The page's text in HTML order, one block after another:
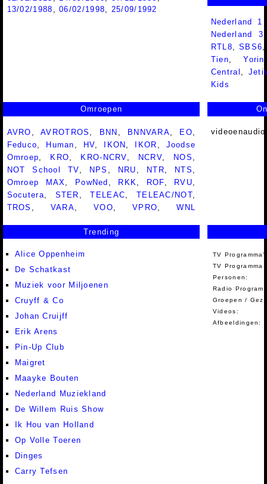
13/02/1988 ,06/02/1998
25/09/1992
Nederland
Nederland
RTL8,SBS6
Tien,Yorin
Central ,
Kids
Omroepen
AVRO ,AVROTROS BNN BNNVARA EO
Feduco
Human HV IKON IKOR
Joodse
Omroep
KRO KRO-NCRV NCRV NOS
NOT School TV
NPS NRU NTR NTS
Omroep MAX
PowNed RKK ROF RVU
Socutera
STER ,TELEAC TELEAC/NOT
TROS
VARA ,VOO ,VPRO ,WNL
Trending
Alice Oppenheim
De Schatkast
Muziek voor Miljoenen
Cruyff & Co
Johan Cruijff
Erik Arens
Pin-Up Club
Maigret
Maayke Bouten
Nederland Muziekland
De Willem Ruis Show
Ik Hou van Holland
Op Volle Toeren
Dinges
Carry Tefsen
TV
TV Programma
Personen:
Radio
Groepen /
Videos:
Afbeeldingen: